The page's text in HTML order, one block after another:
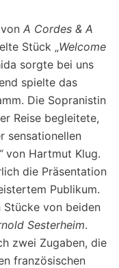
A Cordes & A
Stück „Welcome
sorgte bei uns
spielte das
Die Sopranistin
Reise begleitete,
sensationellen
von Hartmut Klug.
die Präsentation
Publikum.
von beiden
Sesterheim.
zwei Zugaben, die
französischen